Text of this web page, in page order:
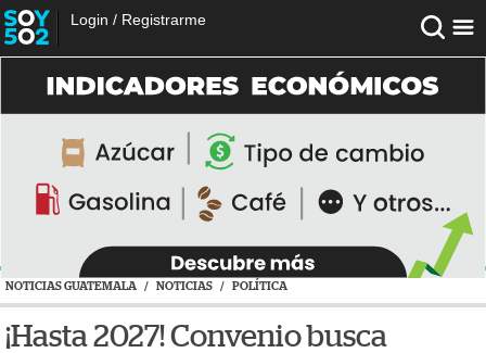
Login / Registrarme
NOTICIAS GUATEMALA / NOTICIAS / POLÍTICA
¡Hasta 2027! Convenio busca